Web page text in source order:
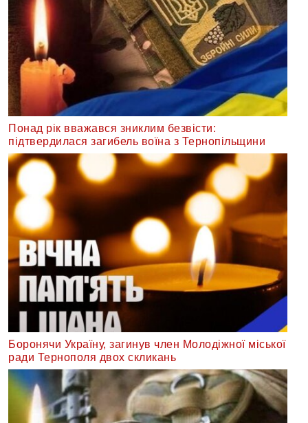
Понад рік вважався зниклим безвісти:
підтвердилася загибель воїна з Тернопільщини
Боронячи Україну, загинув член Молодіжної міської
ради Тернополя двох скликань